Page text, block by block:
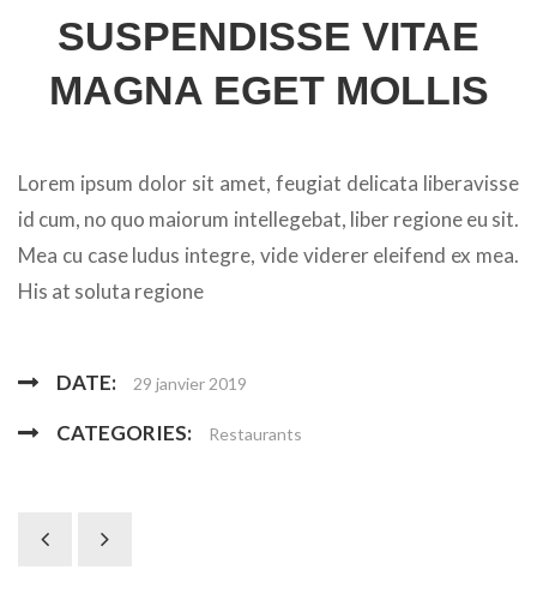
SUSPENDISSE VITAE
MAGNA EGET MOLLIS
Lorem ipsum dolor sit amet, feugiat delicata liberavisse
id cum, no quo maiorum intellegebat, liber regione eu sit.
Mea cu case ludus integre, vide viderer eleifend ex mea.
His at soluta regione
DATE: 29 janvier 2019
CATEGORIES: Restaurants